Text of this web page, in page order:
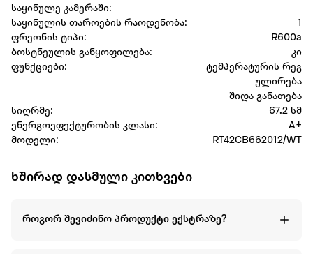
საყინულე კამერაში:
საყინულის თაროების რაოდენობა:
1
ფრეონის ტიპი:
R600a
ბოსტნეულის განყოფილება:
კი
ფუნქციები:
ტემპერატურის რეგ
ულირება
შიდა განათება
სიღრმე:
67.2 სმ
ენერგოეფექტურობის კლასი:
A+
მოდელი:
RT42CB662012/WT
ხშირად დასმული კითხვები
როგორ შევიძინო პროდუქტი ექსტრაზე?